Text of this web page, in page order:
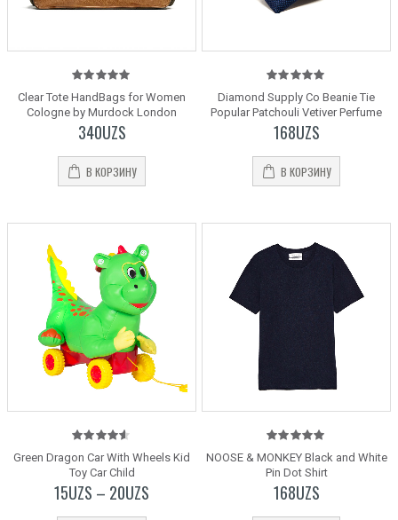
5.00out
of 5
Clear Tote HandBags for Women
Cologne by Murdock London
340UZS
В КОРЗИНУ
5.00
out
of 5
Diamond Supply Co Beanie Tie
Popular Patchouli Vetiver Perfume
168UZS
В КОРЗИНУ
4.50
out
of 5
Green Dragon Car With Wheels Kid
Toy Car Child
15UZS – 20UZS
5.00out
of 5
NOOSE & MONKEY Black and White
Pin Dot Shirt
168UZS